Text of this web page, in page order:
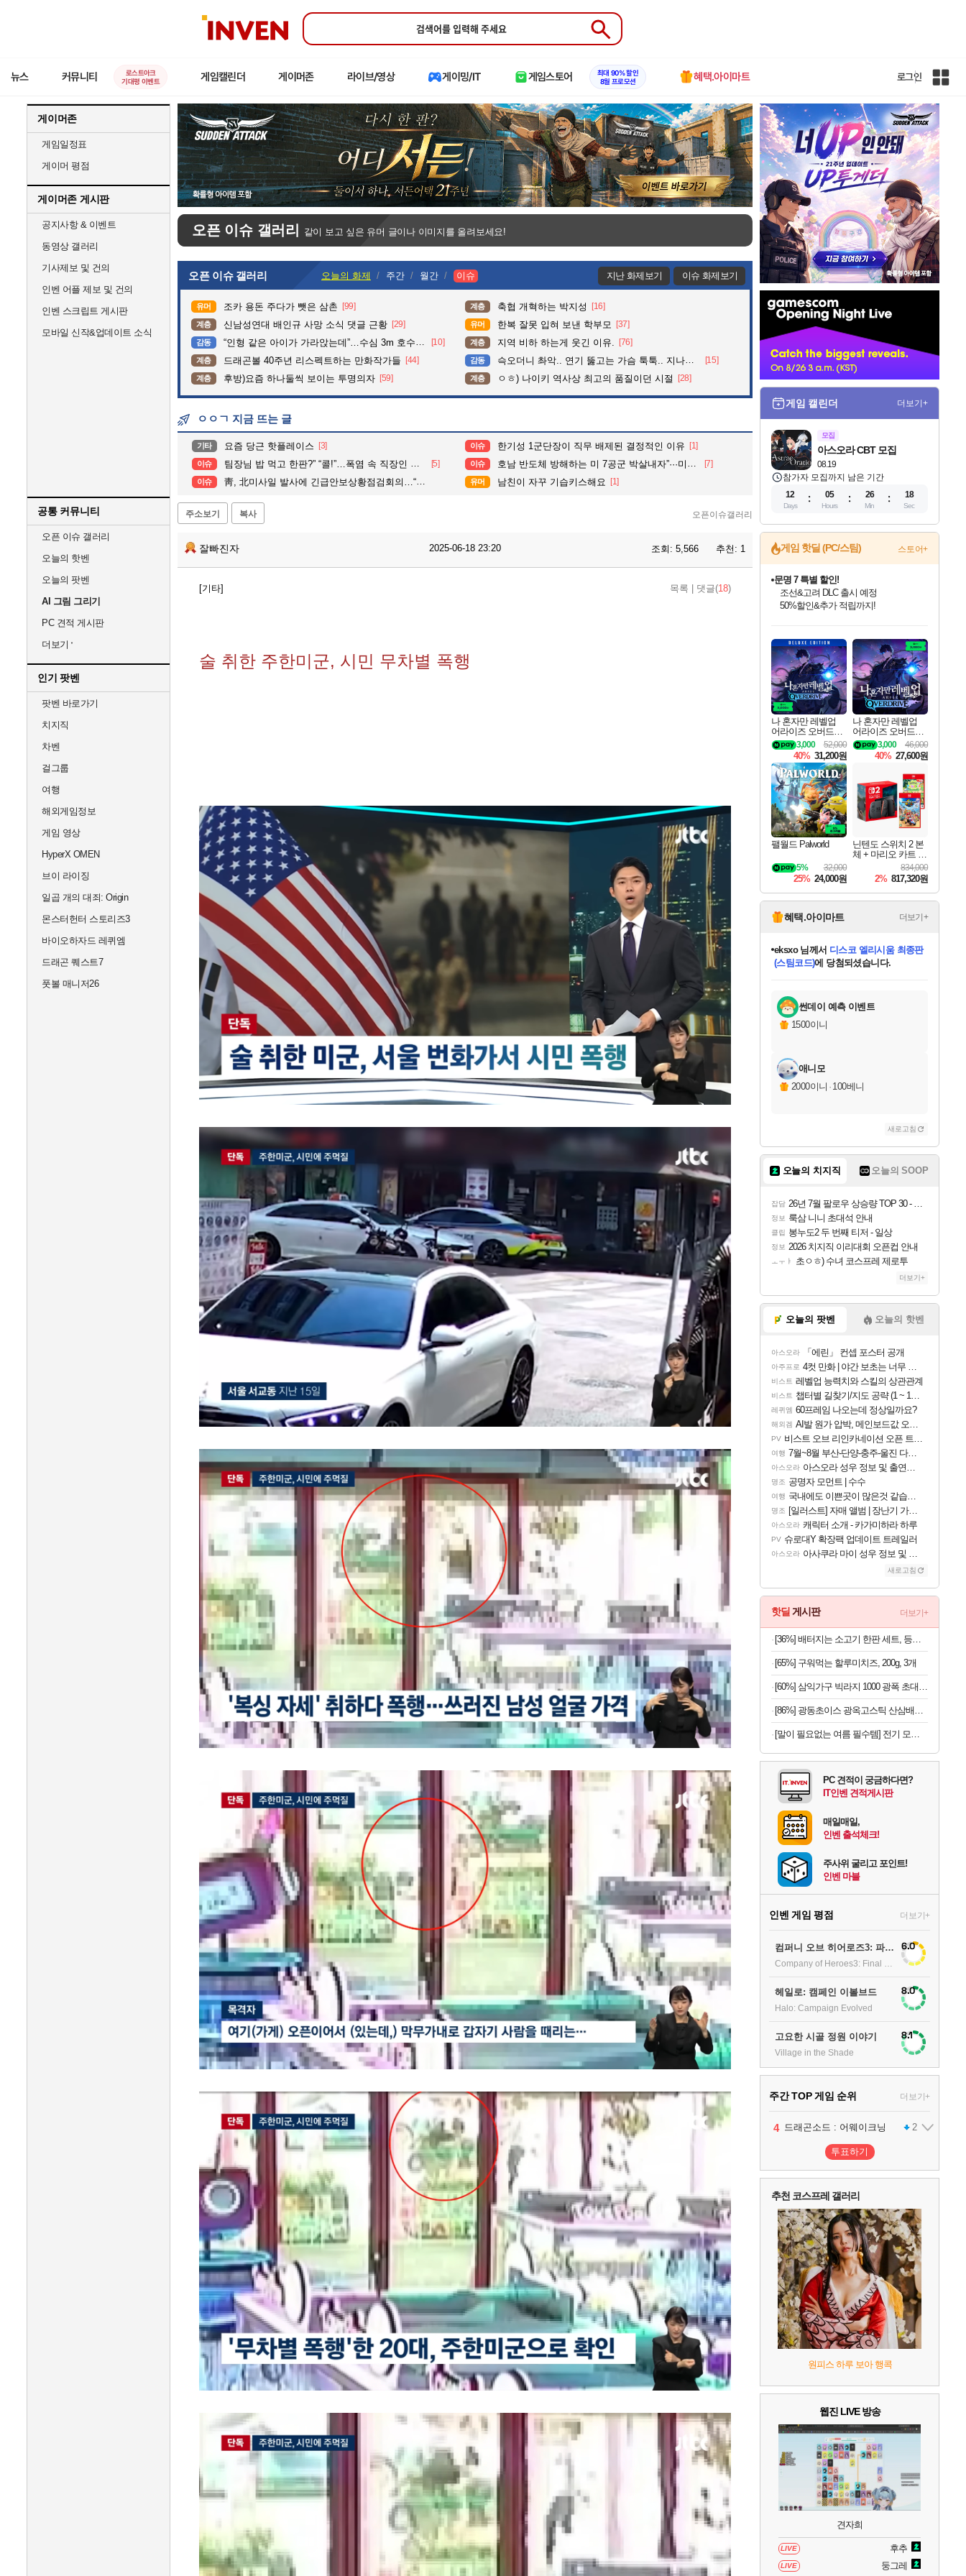
인
Submit
뉴스 커뮤니티
로스트아크
기대평 이벤트
게임캘린더 게이머존 라이브/영상 게이밍/IT 게임스토어
최대 90% 할인
8월 프로모션
혜택.아이마트 로그인
인
게이머존
게임일정표
게이머 평점
게이머존 게시판
공지사항 & 이벤트
동영상 갤러리
기사제보 및 건의
인벤 어플 제보 및 건의
인벤 스크립트 게시판
모바일 신작&업데이트 소식
공통 커뮤니티
오픈 이슈 갤러리
오늘의 핫벤
오늘의 팟벤
AI 그림 그리기
PC 견적 게시판
더보기
인기 팟벤
팟벤 바로가기
치지직
차벤
걸그룹
여행
해외게임정보
게임 영상
HyperX OMEN
브이 라이징
일곱 개의 대죄: Origin
몬스터헌터 스토리즈3
바이오하자드 레퀴엠
드래곤 퀘스트7
풋볼 매니저26
오픈 이슈 갤러리 같이 보고 싶은 유머 글이나 이미지를 올려보세요!
오픈 이슈 갤러리 오늘의 화제 주간 월간 이슈 지난 화제보기 이슈 화제보기
유머 조카 용돈 주다가 뺏은 삼촌 [99] 계층 축협 개혁하는 박지성 [16]
계층 신남성연대 배인규 사망 소식 댓글 근황 [29] 유머 한복 잘못 입혀 보낸 학부모 [37]
감동 “인형 같은 아이가 가라앉는데”…수심 3m 호수 뛰어든 60대 의인 [10] 계층 지역 비하 하는게 웃긴 이유. [76]
계층 드래곤볼 40주년 리스펙트하는 만화작가들 [44] 감동 슥오더니 촤악.. 연기 뚫고는 가슴 툭툭.. 지나가던 아재의 정체 [15]
계층 후방)요즘 하나둘씩 보이는 투명의자 [59] 계층 ㅇㅎ) 나이키 역사상 최고의 품질이던 시절 [28]
ㅇㅇㄱ 지금 뜨는 글
기타 요즘 당근 핫플레이스 [3] 이슈 한기성 1군단장이 직무 배제된 결정적인 이유 [1]
이슈 팀장님 밥 먹고 한판?” “콜!”…폭염 속 직장인 사로잡은 ‘점심 몰캉스’ [5] 이슈 호남 반도체 방해하는 미 7공군 박살내자”···미군기지 무단침입 대학생단체 회원 3명 구속, 1명은 기각 [7]
이슈 靑, 北미사일 발사에 긴급안보상황점검회의…“도발 중단 촉구” 유머 남친이 자꾸 기습키스해요 [1]
주소보기 복사 오픈이슈갤러리
잘빠진자 2025-06-18 23:20 조회: 5,566 추천: 1
[기타] 목록 댓글(18)
술 취한 주한미군, 시민 무차별 폭행
벤
게임 캘린더 더보기+
모집
08.19
아스오라 CBT 모집
참가자 모집까지 남은 기간
12
Days
05
Hours
26
Min
16
Sec
게임 핫딜 (PC/스팀) 스토어+
최대 90% 할인가를 만나보세요!
네이버혜택과 함께 만나보세요!
50%할인&추가 적립까지!
귀무자: 검의 길 예약 판매 중!
10% 할인과
이니&베니 혜택까지!
네이버 혜택가와 함께 예약하세요!
할인&네이버혜택으로 만나보세요!
네이버페이 혜택과 만나보세요!
40주년 프로모션으로 만나보세요!
네이버 포인트 혜택까지!
할인가에 만나보세요!
일부 에디션 상시 할인!
혜택으로 예약 판매 중
편안하게 충전하세요
나 혼자만 레벨업
어라이즈 오버드라
이브 디럭스 에디션
Solo Leveling Arise
Overdrive Deluxe Edi
tion
52,000
3,000
40% 31,200원
나 혼자만 레벨업
어라이즈 오버드라
이브 Solo Leveling A
rise
46,000
3,000
40% 27,600원
팰월드 Palworld
32,000
5%
25% 24,000원
닌텐도 스위치 2 본
체 + 마리오 카트 월
드 + 포켓몬 포코피
아 번들
834,000
2% 817,320원
혜택.아이마트 더보기+
당첨되셨습니다.
당첨되셨습니다.
eksxo님께서 디스코 엘리시움 최종판
(스팀코드)에 당첨되셨습니다.
당첨되셨습니다.
당첨되셨습니다.
에디션 (스팀코드)를 교환.
당첨되셨습니다.
당첨되셨습니다.
당첨되셨습니다.
당첨되셨습니다.
썬데이 예측 이벤트
1500이니
애니모
2000이니 · 100베니
새로고침
오늘의 치지직 오늘의 SOOP
잡담 26년 7월 팔로우 상승량 TOP 30 - 월간 치지직
정보 룩삼 니니 초대석 안내
클립 봉누도2 두 번째 티저 - 일상
정보 2026 치지직 이리대회 오픈컵 안내
ㅗㅜㅑ 초ㅇㅎ) 수녀 코스프레 제로투
더보기+
오늘의 팟벤 오늘의 핫벤
아스오라 「에린」 컨셉 포스터 공개
아주프로 4컷 만화 | 야간 보초는 너무 힘들어
비스트 레벨업 능력치와 스킬의 상관관계
비스트 챕터별 길찾기/지도 공략 (1 ~ 12장)
레퀴엠 60프레임 나오는데 정상일까요?
해외겜 AI발 원가 압박, 메인보드값 오르나
PV 비스트 오브 리인카네이션 오픈 트레일러
여행 7월~8월 부산-단양-충주-울진 다녀왔어요~
아스오라 아스오라 성우 정보 및 출연작 모음
명조 공명자 모먼트 | 수수
여행 국내에도 이쁜곳이 많은것 같습니다
명조 [일러스트] 자매 앨범 | 장난기 가득한 오후의 공원 (리메이크판)
아스오라 캐릭터 소개 - 카가미하라 하루
PV 슈로대Y 확장팩 업데이트 트레일러
아스오라 아사쿠라 마이 성우 정보 및 주요 필모
새로고침
핫딜 게시판 더보기+
[36%] 배터지는 소고기 한판 세트, 등심살 300g + 살치살 200g + 부채살 200g + 갈비살 200g + 우삼겹 300g, 1.2kg, 1세트
[65%] 구워먹는 할루미치즈, 200g, 3개
[60%] 삼익가구 빅라지 1000 광폭 초대형 서랍장, 화이트+오크, 1000mm, 5단
[86%] 광동초이스 광옥고스틱 산삼배양근, 10g, 30포, 1개
[말이 필요없는 여름 필수템] 전기 모기채 x 2개
PC 견적이 궁금하다면?
IT인벤 견적게시판
매일매일,
인벤 출석체크!
주사위 굴리고 포인트!
인벤 마블
인벤 게임 평점 더보기+
컴퍼니 오브 히어로즈3: 파이널 스탠드 6.0
헤일로: 캠페인 이볼브드
Halo: Campaign Evolved
8.0
고요한 시골 정원 이야기
Village in the Shade
8.1
주간 TOP 게임 순위 더보기+
1 팰월드
2 1
3 프로야구스피리츠2026 2
4 드래곤소드 : 어웨이크닝 2
5 블라인드 삼국 1
6 그랑블루 판타지 리링크 - 엔드리스 라그나로크 1
7 리듬 천국 미라클 스타즈 2
8 헤일로: 캠페인 이볼브드 2
9 캡틴 츠바사 2 월드 파이터즈
10 레고 배트맨: 레거시 오브 더 다크 나이트
투표하기
추천 코스프레 갤러리
원피스 하루 보아 행콕
웹진 LIVE 방송
견자희
LIVE 후추
LIVE 둥그레